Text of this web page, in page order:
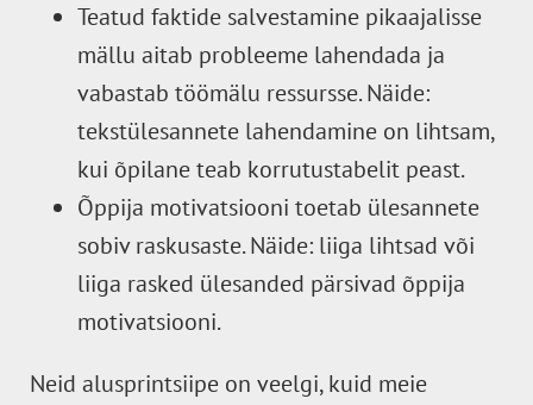
Teatud faktide salvestamine pikaajalisse
mällu aitab probleeme lahendada ja
vabastab töömälu ressursse. Näide:
tekstülesannete lahendamine on lihtsam,
kui õpilane teab korrutustabelit peast.
Õppija motivatsiooni toetab ülesannete
sobiv raskusaste. Näide: liiga lihtsad või
liiga rasked ülesanded pärsivad õppija
motivatsiooni.
Neid alusprintsiipe on veelgi, kuid meie